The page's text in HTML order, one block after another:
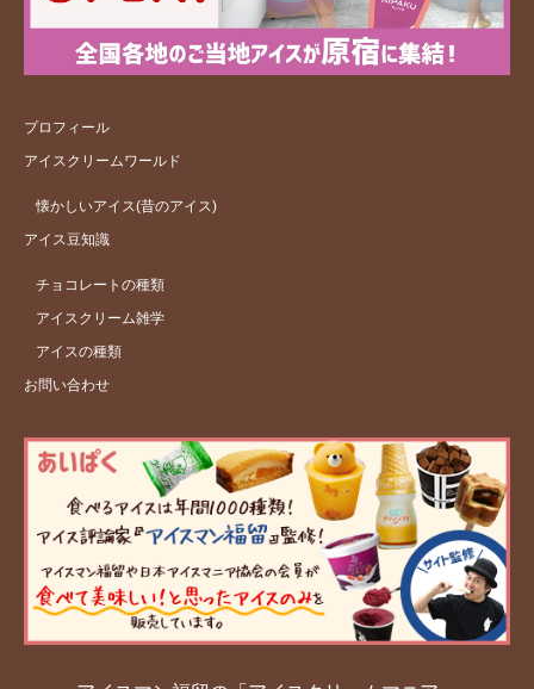
プロフィール
アイスクリームワールド
懐かしいアイス(昔のアイス)
アイス豆知識
チョコレートの種類
アイスクリーム雑学
アイスの種類
お問い合わせ